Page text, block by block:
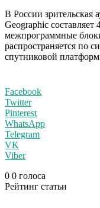
В России зрительская
Geographic
межпрограммные
распространяется по
спутниковой
Facebook
Twitter
Pinterest
WhatsApp
Telegram
VK
Viber
0 0 голоса
Рейтинг статьи